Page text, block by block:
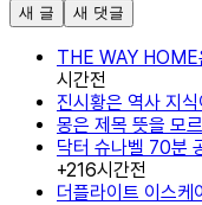
새 글 새 댓글
THE WAY HOME
시간전
진시황은 역사 지
몽은 제목 뜻을 모
닥터 슈나벨 70분
+216시간전
더플라이트 이스